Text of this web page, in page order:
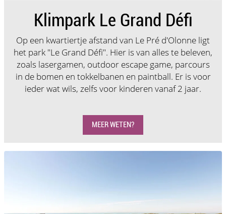
Klimpark Le Grand Défi
Op een kwartiertje afstand van Le Pré d'Olonne ligt
het park "Le Grand Défi". Hier is van alles te beleven,
zoals lasergamen, outdoor escape game, parcours
in de bomen en tokkelbanen en paintball. Er is voor
ieder wat wils, zelfs voor kinderen vanaf 2 jaar.
MEER WETEN?